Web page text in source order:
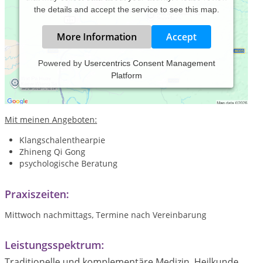
the details and accept the service to see this map.
More Information Accept
Powered by Usercentrics Consent Management
Platform
In der Gemeinschaftspraxis Hagen
- Roland Schroll-
Mit meinen Angeboten:
Klangschalenthearpie
Zhineng Qi Gong
psychologische Beratung
Praxiszeiten:
Mittwoch nachmittags, Termine nach Vereinbarung
Leistungsspektrum: